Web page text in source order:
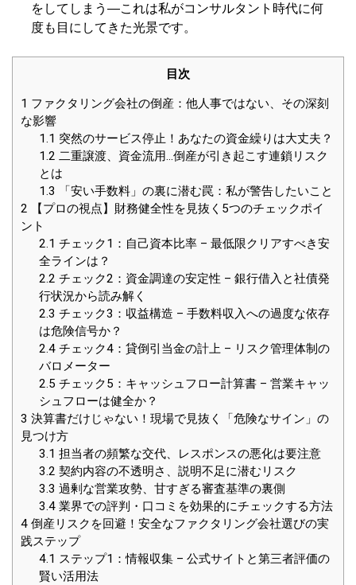
をしてしまう―これは私がコンサルタント時代に何
度も目にしてきた光景です。
目次
1 ファクタリング会社の倒産：他人事ではない、その深刻
な影響
1.1 突然のサービス停止！あなたの資金繰りは大丈夫？
1.2 二重譲渡、資金流用…倒産が引き起こす連鎖リスク
とは
1.3 「安い手数料」の裏に潜む罠：私が警告したいこと
2 【プロの視点】財務健全性を見抜く5つのチェックポイ
ント
2.1 チェック1：自己資本比率 – 最低限クリアすべき安
全ラインは？
2.2 チェック2：資金調達の安定性 – 銀行借入と社債発
行状況から読み解く
2.3 チェック3：収益構造 – 手数料収入への過度な依存
は危険信号か？
2.4チェック4：貸倒引当金の計上 – リスク管理体制の
バロメーター
2.5 チェック5：キャッシュフロー計算書 – 営業キャッ
シュフローは健全か？
3 決算書だけじゃない！現場で見抜く「危険なサイン」の
見つけ方
3.1 担当者の頻繁な交代、レスポンスの悪化は要注意
3.2 契約内容の不透明さ、説明不足に潜むリスク
3.3 過剰な営業攻勢、甘すぎる審査基準の裏側
3.4業界での評判・口コミを効果的にチェックする方法
4 倒産リスクを回避！安全なファクタリング会社選びの実
践ステップ
4.1 ステップ1：情報収集 – 公式サイトと第三者評価の
賢い活用法